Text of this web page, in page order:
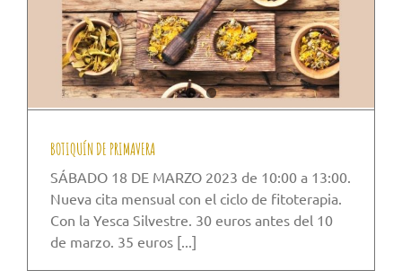
BOTIQUÍN DE PRIMAVERA
SÁBADO 18 DE MARZO 2023 de 10:00 a 13:00.
Nueva cita mensual con el ciclo de fitoterapia.
Con la Yesca Silvestre. 30 euros antes del 10
de marzo. 35 euros [...]